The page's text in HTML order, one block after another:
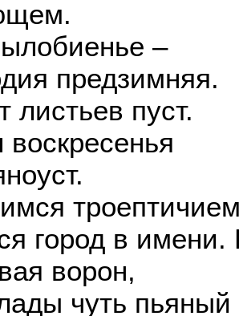
–
предзимняя.
листьев пуст.
воскресенья
город в
ворон,
чуть пьяный